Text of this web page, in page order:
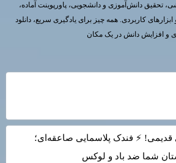
تحقیق دانش‌آموزی و دانشجویی، پاورپوینت آماده،
کاربردی. همه چیز برای یادگیری سریع، دانلود
و افزایش دانش در یک مکان
⚡ فندک پلاسمایی صاعقه‌ای؛
شما ضد باد و لوکس